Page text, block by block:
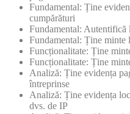
Fundamental: Ține
cumpărături
Fundamental:
Fundamental: Ține minte
Funcționalitate: Ține
Funcționalitate: Ține
Analiză: Ține evidența
întreprinse
Analiză: Ține evidența
dvs. de IP